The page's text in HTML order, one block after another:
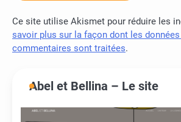
Ce site utilise Akismet pour réduire les
savoir plus sur la façon dont les
commentaires sont traitées.
Abel et Bellina – Le site